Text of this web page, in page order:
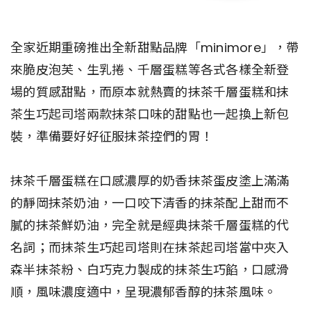
全家近期重磅推出全新甜點品牌「minimore」，帶
來脆皮泡芙、生乳捲、千層蛋糕等各式各樣全新登
場的質感甜點，而原本就熱賣的抹茶千層蛋糕和抹
茶生巧起司塔兩款抹茶口味的甜點也一起換上新包
裝，準備要好好征服抹茶控們的胃！
抹茶千層蛋糕在口感濃厚的奶香抹茶蛋皮塗上滿滿
的靜岡抹茶奶油，一口咬下清香的抹茶配上甜而不
膩的抹茶鮮奶油，完全就是經典抹茶千層蛋糕的代
名詞；而抹茶生巧起司塔則在抹茶起司塔當中夾入
森半抹茶粉、白巧克力製成的抹茶生巧餡，口感滑
順，風味濃度適中，呈現濃郁香醇的抹茶風味。